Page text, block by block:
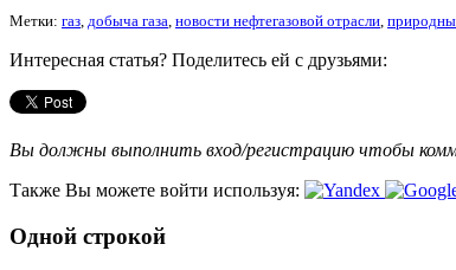
Метки: газ, добыча газа, новости нефтегазовой отрасли,
Интересная статья? Поделитесь ей с друзьями:
Вы должны выполнить вход/регистрацию чтобы
Также Вы можете войти используя:
Одной строкой